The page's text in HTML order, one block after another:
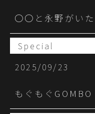
○○と永野がいた
Special
2025/09/23
もぐもぐGOMBO